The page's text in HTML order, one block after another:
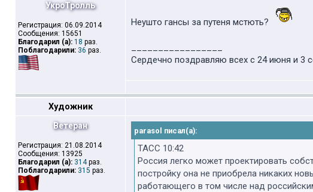
УкроТролль
Регистрация: 06.09.2014
Сообщения: 15651
Благодарил (а): 18 раз.
Поблагодарили: 36 раз.
Неушто гансы за путеня мстють?
Сердечно поздравляю всех с 24 июня и 3
Художник
Ветеран
Регистрация: 21.08.2014
Сообщения: 13925
Благодарил (а): 314раз.
Поблагодарили: 315 раз.
parasol писал(а):
ТАСС 10:42
Россия легко может проектировать
постройку она не приобрела никаких
работающего в том числе над